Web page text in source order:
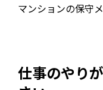
マンションの保守
仕事のやり